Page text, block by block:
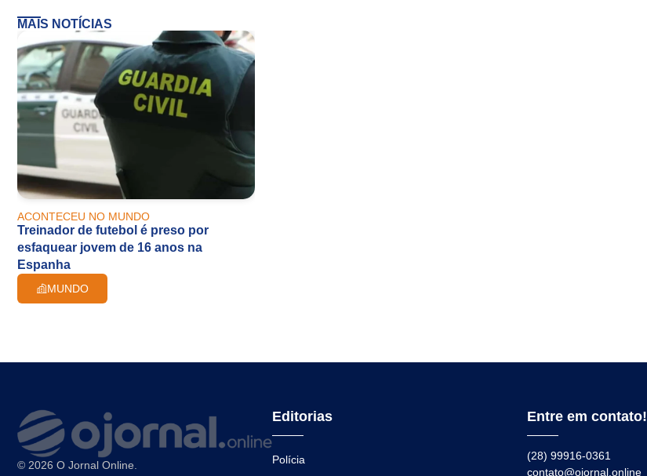
MAIS NOTÍCIAS
ACONTECEU NO MUNDO
Treinador de futebol é preso por
esfaquear jovem de 16 anos na
Espanha
MUNDO
© 2026 O Jornal Online.
Editorias
Polícia
Entre em contato!
(28) 99916-0361
contato@ojornal.online